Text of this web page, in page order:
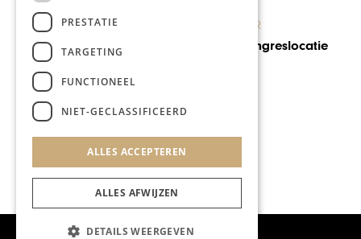
KUNST & CULTUUR
MECC beste congreslocatie
PRESTATIE
TARGETING
FUNCTIONEEL
NIET-GECLASSIFICEERD
ALLES ACCEPTEREN
ALLES AFWIJZEN
DETAILS WEERGEVEN